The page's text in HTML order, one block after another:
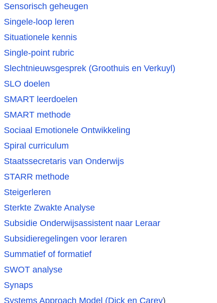
Sensorisch geheugen
Singele-loop leren
Situationele kennis
Single-point rubric
Slechtnieuwsgesprek (Groothuis en Verkuyl)
SLO doelen
SMART leerdoelen
SMART methode
Sociaal Emotionele Ontwikkeling
Spiral curriculum
Staatssecretaris van Onderwijs
STARR methode
Steigerleren
Sterkte Zwakte Analyse
Subsidie Onderwijsassistent naar Leraar
Subsidieregelingen voor leraren
Summatief of formatief
SWOT analyse
Synaps
Systems Approach Model (Dick en Carey)